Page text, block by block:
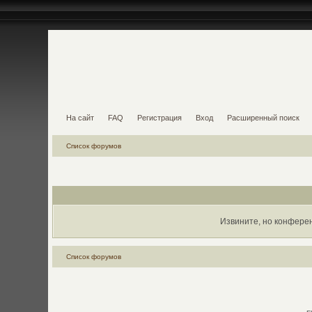
На сайт FAQ Регистрация Вход Расширенный поиск
Список форумов
Извините, но
Список форумов